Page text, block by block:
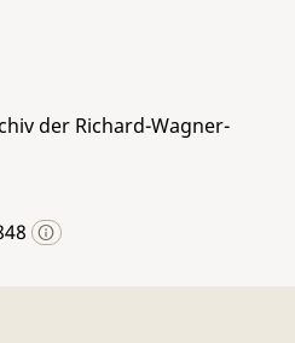
der Richard-Wagner-